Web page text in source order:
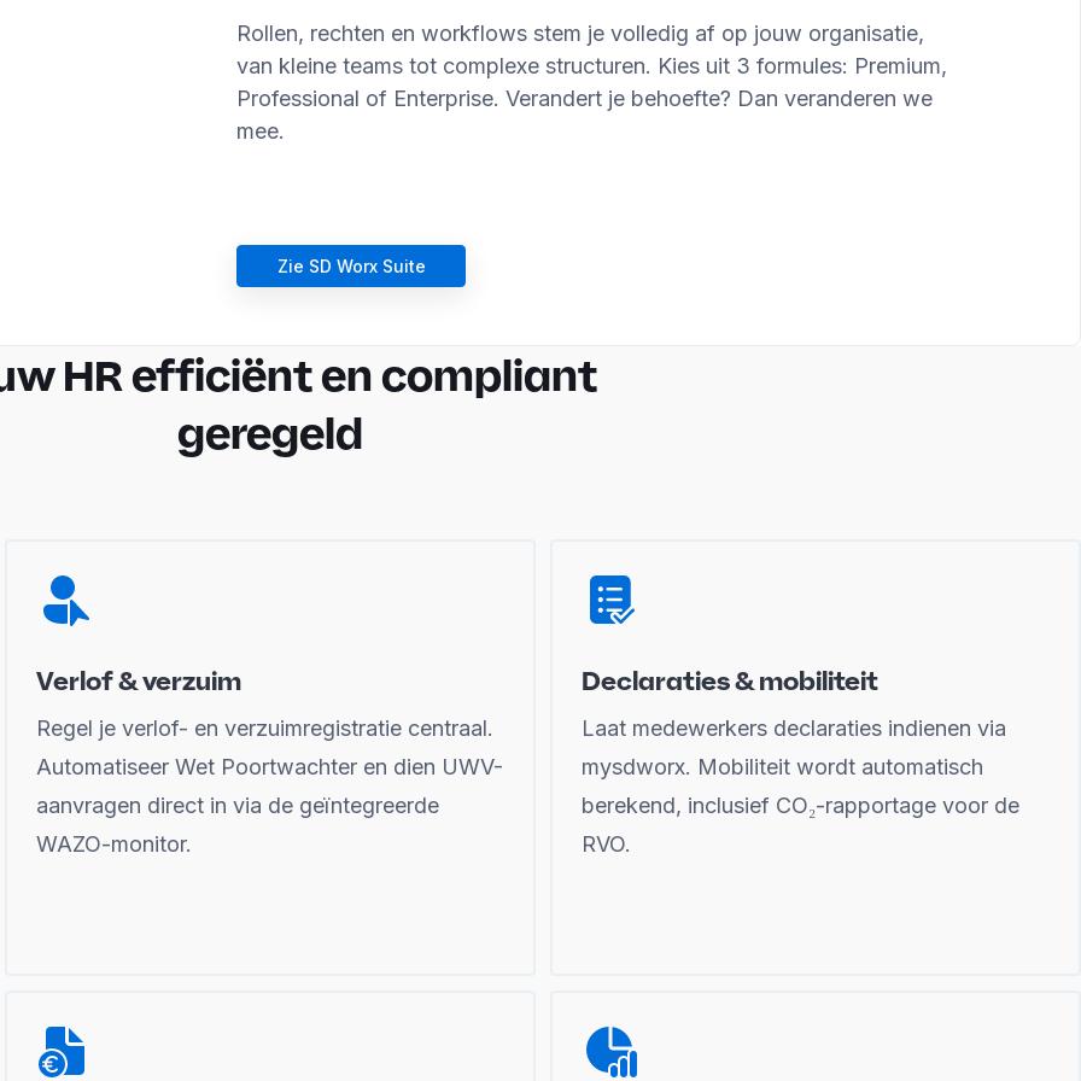
Rollen, rechten en workflows stem je volledig af op jouw organisatie,
van kleine teams tot complexe structuren. Kies uit 3 formules: Premium,
Professional of Enterprise. Verandert je behoefte? Dan veranderen we
mee.
Zie SD Worx Suite
HR efficiënt en compliant
geregeld
Verlof & verzuim
Regel je verlof- en verzuimregistratie centraal.
Automatiseer Wet Poortwachter en dien UWV-
aanvragen direct in via de geïntegreerde
WAZO-monitor.
Declaraties & mobiliteit
Laat medewerkers declaraties indienen via
mysdworx. Mobiliteit wordt automatisch
berekend, inclusief CO₂-rapportage voor de
RVO.